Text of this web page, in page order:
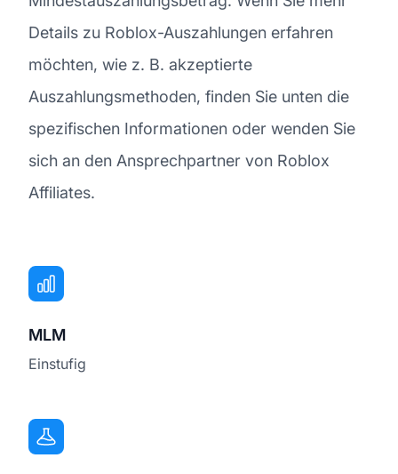
Details zu Roblox-Auszahlungen erfahren
möchten, wie z. B. akzeptierte
Auszahlungsmethoden, finden Sie unten die
spezifischen Informationen oder wenden Sie
sich an den Ansprechpartner von Roblox
Affiliates.
MLM
Einstufig